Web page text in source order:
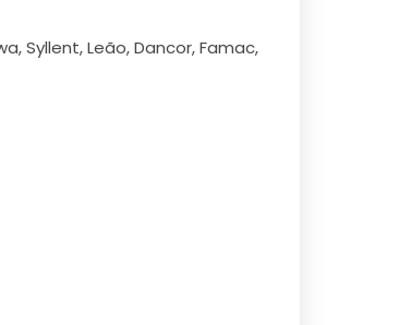
Syllent, Leão, Dancor, Famac,